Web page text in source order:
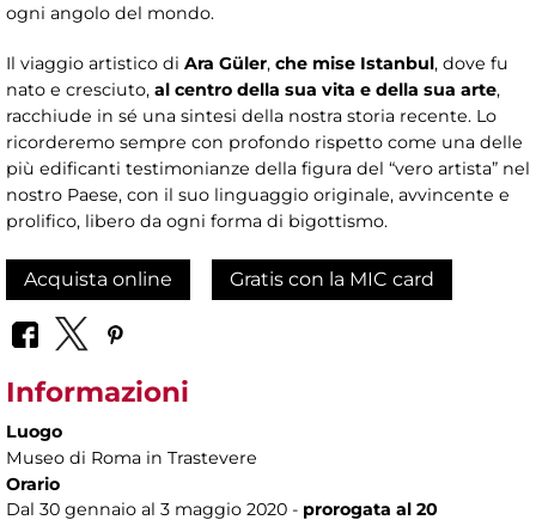
ogni angolo del mondo.
Il viaggio artistico di Ara Güler, che mise Istanbul, dove fu
nato e cresciuto, al centro della sua vita e della sua arte,
racchiude in sé una sintesi della nostra storia recente. Lo
ricorderemo sempre con profondo rispetto come una delle
più edificanti testimonianze della figura del “vero artista” nel
nostro Paese, con il suo linguaggio originale, avvincente e
prolifico, libero da ogni forma di bigottismo.
Acquista online Gratis con la MIC card
Informazioni
Luogo
Museo di Roma in Trastevere
Orario
Dal 30 gennaio al 3 maggio 2020 - prorogata al 20